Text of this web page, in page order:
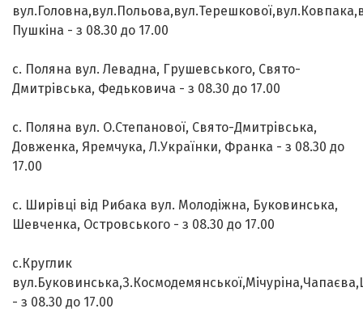
Пушкіна - з 08.30 до 17.00
с. Поляна вул. Левадна, Грушевського, Свято-
Дмитрівська, Федьковича - з 08.30 до 17.00
с. Поляна вул. О.Степанової, Свято-Дмитрівська,
Довженка, Яремчука, Л.Українки, Франка - з 08.30 до
17.00
с. Ширівці від Рибака вул. Молодіжна, Буковинська,
Шевченка, Островського - з 08.30 до 17.00
с.Круглик
- з 08.30 до 17.00